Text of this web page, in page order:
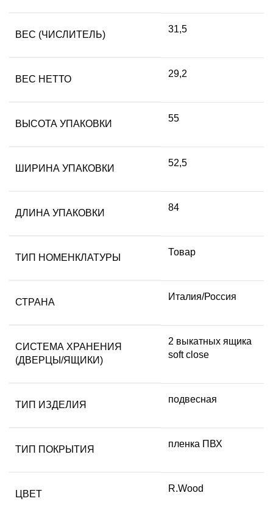
ВЕС (ЧИСЛИТЕЛЬ)
31,5
ВЕС НЕТТО
29,2
ВЫСОТА УПАКОВКИ
55
ШИРИНА УПАКОВКИ
52,5
ДЛИНА УПАКОВКИ
84
ТИП НОМЕНКЛАТУРЫ
Товар
СТРАНА
Италия/Россия
СИСТЕМА ХРАНЕНИЯ
(ДВЕРЦЫ/ЯЩИКИ)
2 выкатных ящика
soft close
ТИП ИЗДЕЛИЯ
подвесная
ТИП ПОКРЫТИЯ
пленка ПВХ
ЦВЕТ
R.Wood